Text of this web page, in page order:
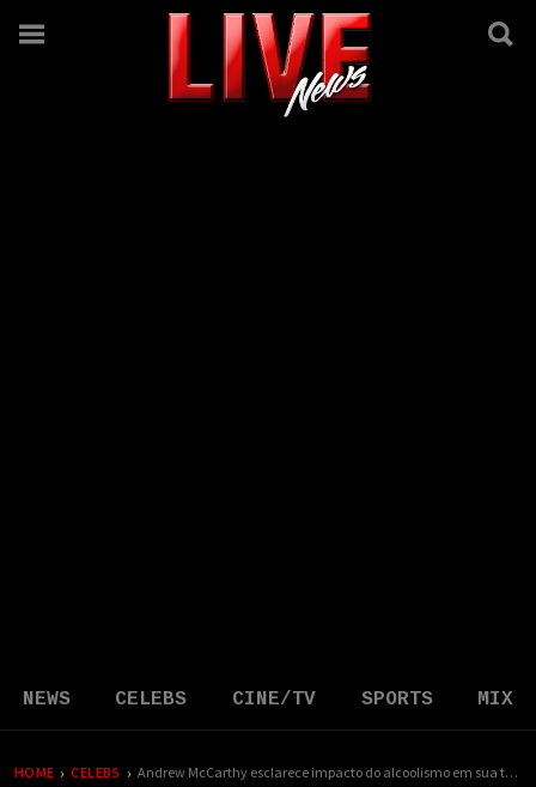
NEWS CELEBS CINE/TV SPORTS MIX
HOME › CELEBS › Andrew McCarthy esclarece impacto do alcoolismo em sua trajetória com o Brat Pack